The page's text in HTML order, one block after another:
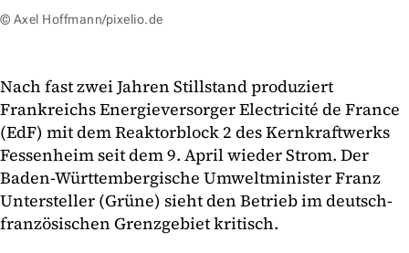
© Axel Hoffmann/pixelio.de
Nach fast zwei Jahren Stillstand produziert
Frankreichs Energieversorger Electricité de France
(EdF) mit dem Reaktorblock 2 des Kernkraftwerks
Fessenheim seit dem 9. April wieder Strom. Der
Baden-Württembergische Umweltminister Franz
Untersteller (Grüne) sieht den Betrieb im deutsch-
französischen Grenzgebiet kritisch.